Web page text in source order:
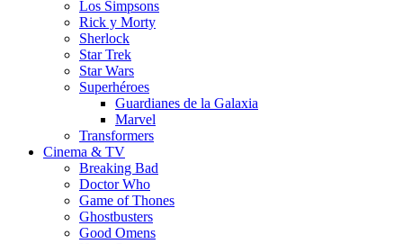
Los Simpsons
Rick y Morty
Sherlock
Star Trek
Star Wars
Superhéroes
Guardianes de la Galaxia
Marvel
Transformers
Cinema & TV
Breaking Bad
Doctor Who
Game of Thones
Ghostbusters
Good Omens